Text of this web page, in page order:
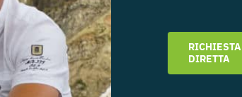
RICHIESTA
DIRETTA